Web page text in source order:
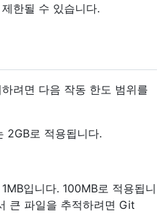
한될 수 있습니다.
려면 다음 작동 한도 범위를
2GB로 적용됩니다.
입니다. 100MB로 적용됩니
큰 파일을 추적하려면 Git